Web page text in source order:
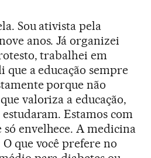
Sou ativista pela
anos. Já organizei
trabalhei em
que a educação sempre
porque não
valoriza a educação,
estudaram. Estamos com
envelhece. A medicina
que você prefere no